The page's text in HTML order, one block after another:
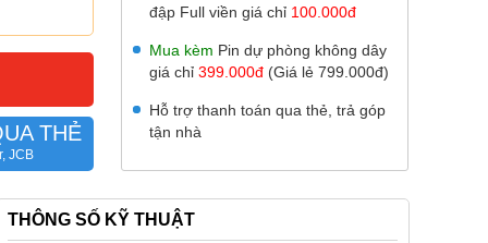
THẺ
JCB
đập Full viền giá chỉ 100.000đ
Mua kèm Pin dự phòng không dây
giá chỉ 399.000đ (Giá lẻ 799.000đ)
Hỗ trợ thanh toán qua thẻ, trả góp
tận nhà
THÔNG SỐ KỸ THUẬT